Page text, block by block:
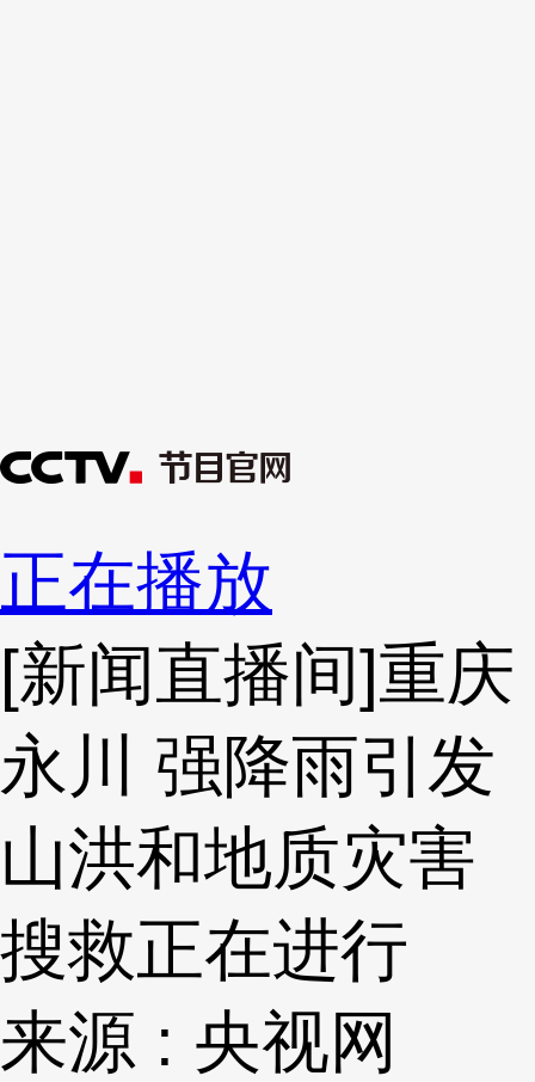
正在播放
[新闻直播间]重庆
永川 强降雨引发
山洪和地质灾害
搜救正在进行
来源 : 央视网